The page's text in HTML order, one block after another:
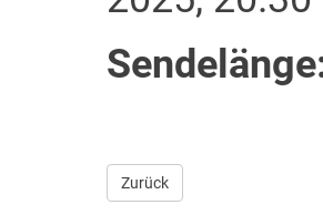
Zurück